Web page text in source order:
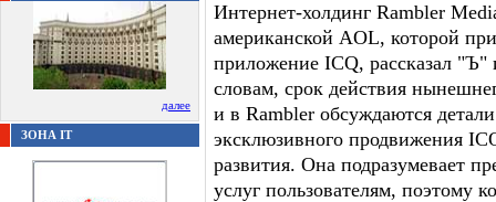
далее
ЗОНА IT
Интернет-холдинг Rambler
американской AOL, которой
приложение ICQ, рассказал "Ъ"
словам, срок действия
и в Rambler обсуждаются
эксклюзивного продвижения
развития. Она подразумевает
услуг пользователям, поэтому